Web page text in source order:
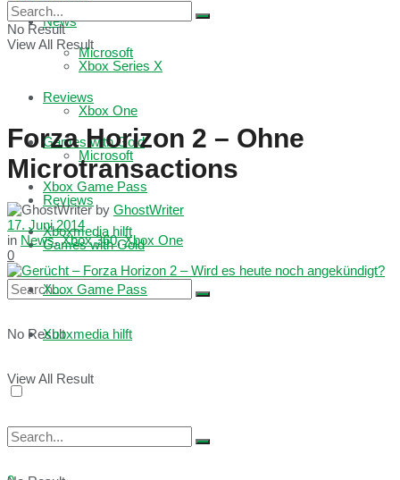
Microsoft
Reviews
Games with Gold
Xbox Game Pass
Xboxmedia hilft
No Result
View All Result
News
Xbox Series X
Xbox One
Microsoft
Reviews
Games with Gold
Xbox Game Pass
Xboxmedia hilft
No Result
View All Result
Forza Horizon 2 – Ohne
Microtransactions
by GhostWriter
17. Juni 2014
in News,Xbox 360,Xbox One
0